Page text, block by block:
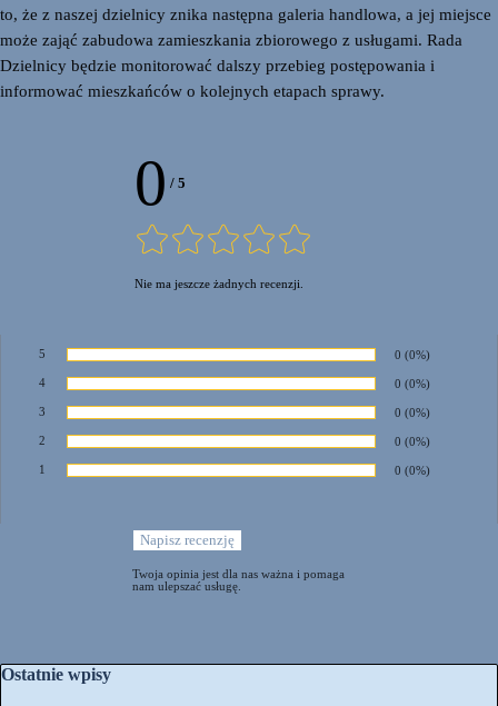
to, że z naszej dzielnicy znika następna galeria handlowa, a jej miejsce
może zająć zabudowa zamieszkania zbiorowego z usługami. Rada
Dzielnicy będzie monitorować dalszy przebieg postępowania i
informować mieszkańców o kolejnych etapach sprawy.
0 /5
Nie ma jeszcze żadnych recenzji.
5 Liczba ocen:
0 Procent głosów:
(0%)
4 Liczba ocen:
0 Procent głosów:
(0%)
3 Liczba ocen:
0 Procent głosów:
(0%)
2 Liczba ocen:
0 Procent głosów:
(0%)
1 Liczba ocen:
0 Procent głosów:
(0%)
Twoja opinia jest dla nas ważna i pomaga
nam ulepszać usługę.
Pomiń blok Ostatnie wpisy
Ostatnie wpisy